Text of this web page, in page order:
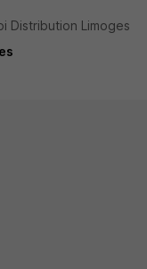
Distribution Limoges